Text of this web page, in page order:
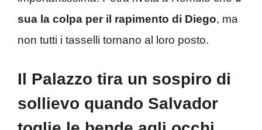
sua la colpa per il rapimento di Diego, ma
non tutti i tasselli tornano al loro posto.
Il Palazzo tira un sospiro di
sollievo quando Salvador